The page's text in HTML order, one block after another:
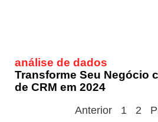
análise de dados
Transforme Seu Negócio
de CRM em 2024
Anterior 1 2